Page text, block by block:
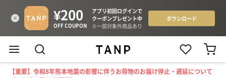
【重要】令和8年熊本地震の影響に伴うお荷物のお届け停止・遅延について